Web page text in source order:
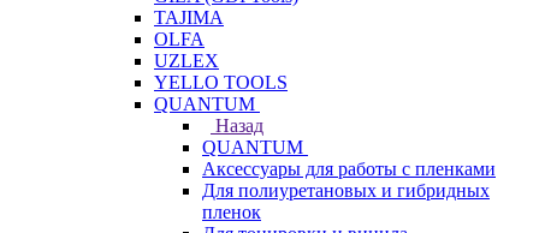
TAJIMA
OLFA
UZLEX
YELLO TOOLS
QUANTUM
Назад
QUANTUM
Аксессуары для работы с пленками
Для полиуретановых и гибридных
пленок